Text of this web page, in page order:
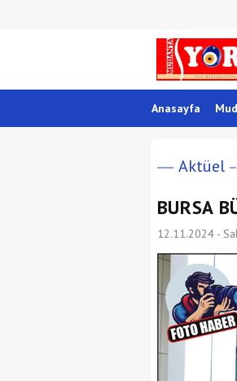
Anasayfa
Aktüel
BURSA
12.11.2024 -